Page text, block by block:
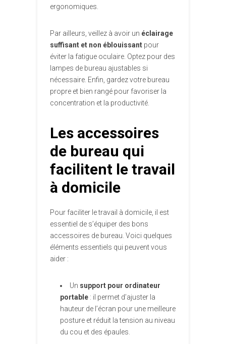
ergonomiques.
Par ailleurs, veillez à avoir un éclairage
suffisant et non éblouissant pour
éviter la fatigue oculaire. Optez pour des
lampes de bureau ajustables si
nécessaire. Enfin, gardez votre bureau
propre et bien rangé pour favoriser la
concentration et la productivité.
Les accessoires
de bureau qui
facilitent le travail
à domicile
Pour faciliter le travail à domicile, il est
essentiel de s’équiper des bons
accessoires de bureau. Voici quelques
éléments essentiels qui peuvent vous
aider :
Un support pour ordinateur
portable : il permet d’ajuster la
hauteur de l’écran pour une meilleure
posture et réduit la tension au niveau
du cou et des épaules.